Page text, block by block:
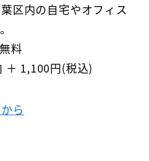
区内の自宅やオフィス
料
＋ 1,100円(税込)
ら